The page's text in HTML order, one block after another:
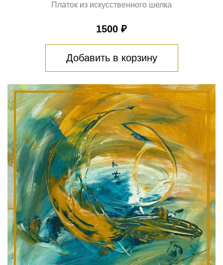
Платок из искусственного шелка
1500 ₽
Добавить в корзину